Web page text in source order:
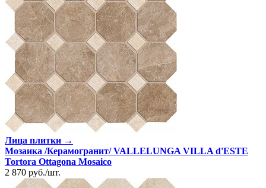
Лица плитки →
Мозаика /Керамогранит/ VALLELUNGA VILLA d'ESTE
Tortora Ottagona Mosaico
2 870 руб./шт.